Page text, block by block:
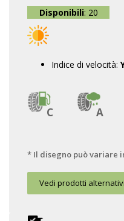
Disponibili: 20
Indice di velocità:
C A
* Il disegno può variare
Vedi prodotti alternativi